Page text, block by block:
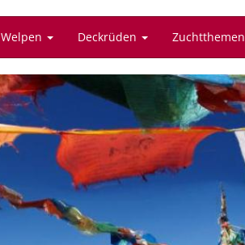
Welpen Deckrüden Zuchtthemen